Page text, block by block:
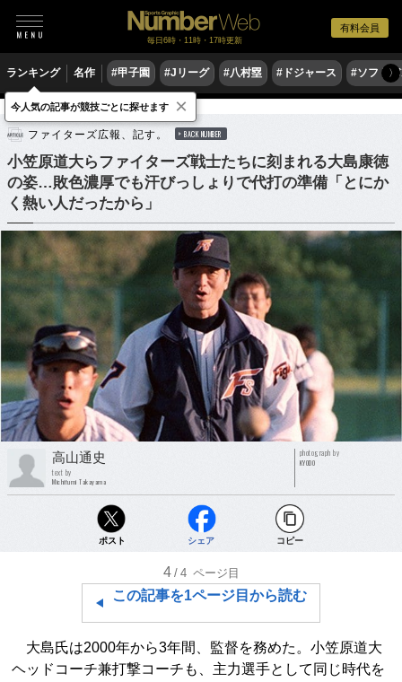
有料会員
毎日6時・11時・17時更新
ランキング 名作 #甲子園 #Jリーグ #八村塁 #ドジャース #ソフト〉
野球 プロ野球
ファイターズ広報、記す。 BACK NUMBER
小笠原道大らファイターズ戦士たちに刻まれる大島康徳
の姿…敗色濃厚でも汗びっしょりで代打の準備「とにか
く熱い人だったから」
高山通史
text by
Michifumi Takayama
photograph by
KYODO
ポスト シェア コピー
4 /4 ページ目
この記事を1ページ目から読む
大島氏は2000年から3年間、監督を務めた。小笠原道大
ヘッドコーチ兼打撃コーチも、主力選手として同じ時代を
今人気の記事が競技ごとに探せます ×